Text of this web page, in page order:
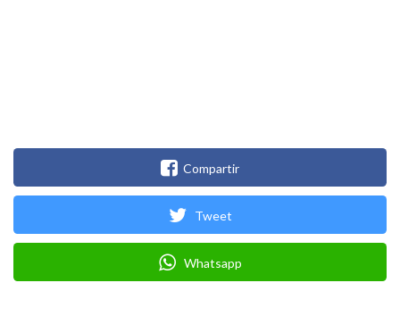
Compartir
Tweet
Whatsapp